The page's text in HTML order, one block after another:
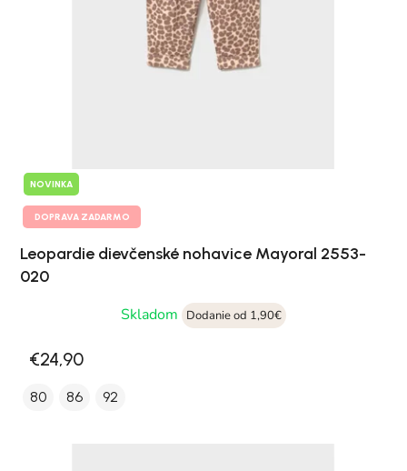
NOVINKA
DOPRAVA ZADARMO
Leopardie dievčenské nohavice Mayoral 2553-
020
Skladom
Dodanie od 1,90€
€24,90
80 86 92